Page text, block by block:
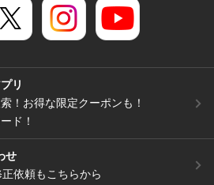
リ
！お得な限定クーポンも！
ド！
せ
依頼もこちらから